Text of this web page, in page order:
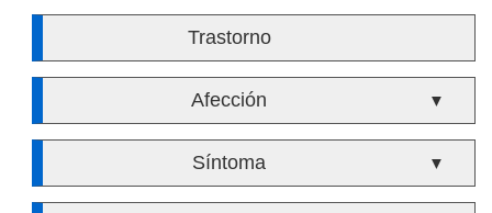
Trastorno
Afección ▼
Síntoma ▼